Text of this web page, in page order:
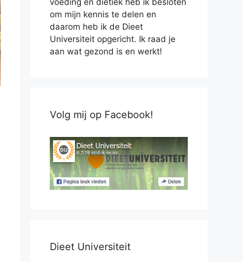
om mijn kennis te delen en
daarom heb ik de Dieet
Universiteit opgericht. Ik raad je
aan wat gezond is en werkt!
Volg mij op Facebook!
Dieet Universiteit